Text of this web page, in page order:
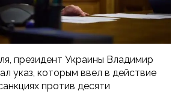
президент Украины Владимир
указ, которым ввел в действие
против десяти